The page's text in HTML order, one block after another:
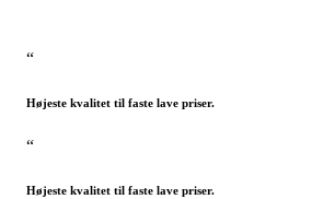
“
Højeste kvalitet til faste lave priser.
“
Højeste kvalitet til faste lave priser.